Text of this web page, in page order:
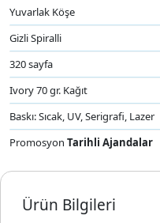
Yuvarlak Köşe
Gizli Spiralli
320 sayfa
Ivory 70 gr. Kağıt
Baskı: Sıcak, UV, Serigrafi, Lazer
Promosyon Tarihli Ajandalar
Ürün Bilgileri